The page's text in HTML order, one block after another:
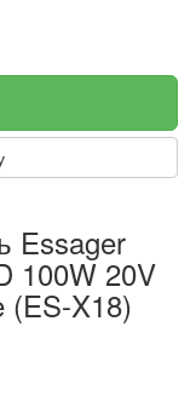
Essager
100W 20V
(ES-X18)